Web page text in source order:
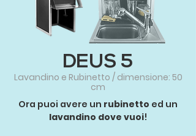
DEUS 5
Lavandino e Rubinetto / dimensione: 50
cm
Ora puoi avere un rubinetto ed un
lavandino dove vuoi!